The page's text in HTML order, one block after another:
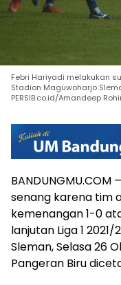
Febri Hariyadi melakukan
Stadion Maguwoharjo
PERSIB.co.id/Amandeep
senang karena tim
kemenangan 1-0
lanjutan Liga 1
Sleman, Selasa 26
Pangeran Biru